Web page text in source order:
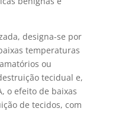
designa-se por
temperaturas
ou
tecidual e,
o efeito de baixas
de tecidos, com